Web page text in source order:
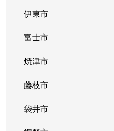
伊東市
富士市
焼津市
藤枝市
袋井市